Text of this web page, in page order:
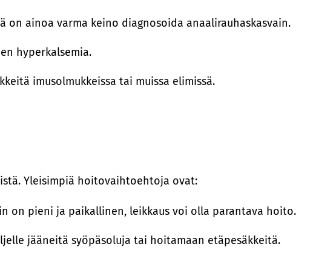
ainoa varma keino diagnosoida anaalirauhaskasvain.
hyperkalsemia.
imusolmukkeissa tai muissa elimissä.
Yleisimpiä hoitovaihtoehtoja ovat:
on pieni ja paikallinen, leikkaus voi olla parantava hoito.
jääneitä syöpäsoluja tai hoitamaan etäpesäkkeitä.